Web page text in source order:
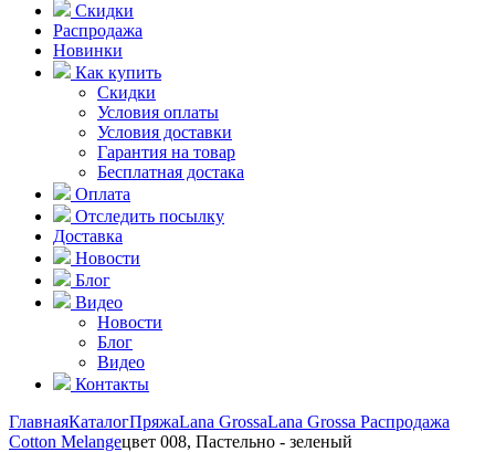
Скидки
Распродажа
Новинки
Как купить
Скидки
Условия оплаты
Условия доставки
Гарантия на товар
Бесплатная достака
Оплата
Отследить посылку
Доставка
Новости
Блог
Видео
Новости
Блог
Видео
Контакты
ГлавнаяКаталогПряжаLana GrossaLana Grossa Распродажа
Cotton Melangeцвет 008, Пастельно - зеленый